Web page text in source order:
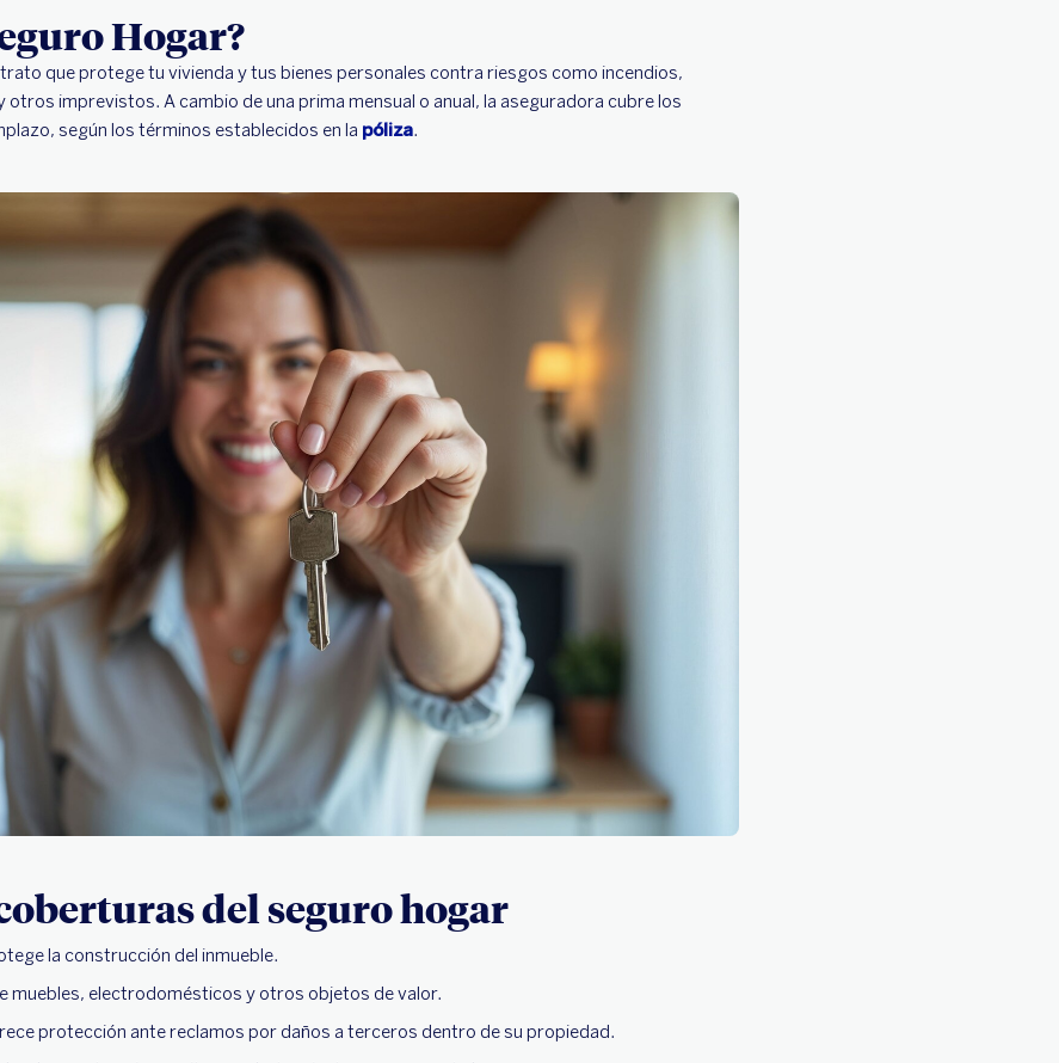
Hogar?
que protege tu vivienda y tus bienes personales contra riesgos como incendios,
imprevistos. A cambio de una prima mensual o anual, la aseguradora cubre los
según los términos establecidos en la póliza.
del seguro hogar
la construcción del inmueble.
muebles, electrodomésticos y otros objetos de valor.
protección ante reclamos por daños a terceros dentro de su propiedad.